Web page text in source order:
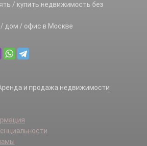
/ купить недвижимость без
/ дом / офис в Москве